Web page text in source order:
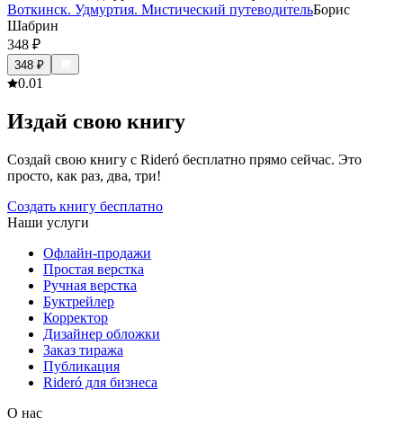
Воткинск. Удмуртия. Мистический путеводительБорис
Шабрин
348 ₽
348 ₽
0.01
Издай свою книгу
Создай свою книгу с Rideró бесплатно прямо сейчас. Это
просто, как раз, два, три!
Создать книгу бесплатно
Наши услуги
Офлайн-продажи
Простая верстка
Ручная верстка
Буктрейлер
Корректор
Дизайнер обложки
Заказ тиража
Публикация
Rideró для бизнеса
О нас